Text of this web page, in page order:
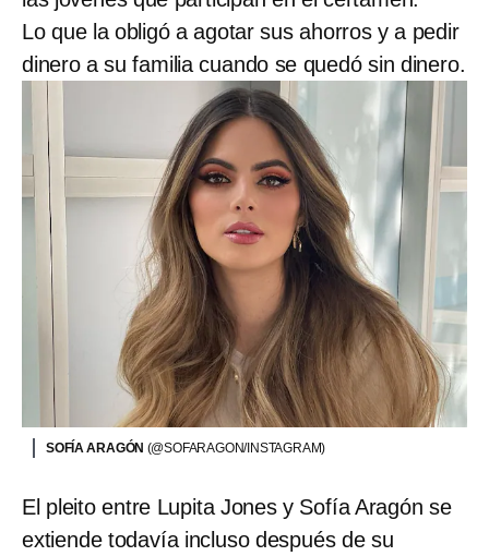
Lo que la obligó a agotar sus ahorros y a pedir
dinero a su familia cuando se quedó sin dinero.
SOFÍA ARAGÓN (@SOFARAGON/INSTAGRAM)
El pleito entre Lupita Jones y Sofía Aragón se
extiende todavía incluso después de su